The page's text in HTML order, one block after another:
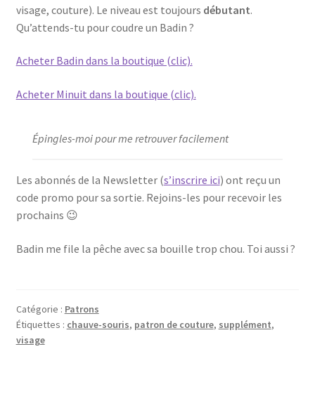
visage, couture). Le niveau est toujours débutant.
Qu’attends-tu pour coudre un Badin ?
Acheter Badin dans la boutique (clic).
Acheter Minuit dans la boutique (clic).
Épingles-moi pour me retrouver facilement
Les abonnés de la Newsletter (s’inscrire ici) ont reçu un
code promo pour sa sortie. Rejoins-les pour recevoir les
prochains 😉
Badin me file la pêche avec sa bouille trop chou. Toi aussi ?
Catégorie : Patrons
Étiquettes : chauve-souris, patron de couture, supplément,
visage